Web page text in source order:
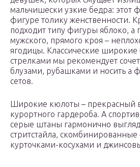
мальчишески узкие бедра: этот
фигуре толику женственности.
подходит типу фигуры яблоко, а
мужского, прямого кроя –
ягодицы. Классические
стрелками мы рекомендует
блузами, рубашками и носить а
сетов.
Широкие кюлоты – прекрасный
курортного гардероба. А
серые штаны гармонично
стритстайла, скомбинированные
курточками-косухами и